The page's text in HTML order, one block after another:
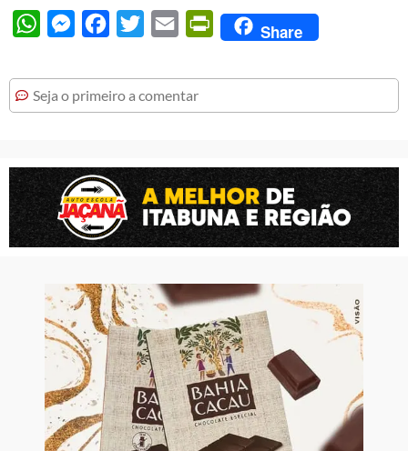
WhatsAppMessengerFacebook
Twitter Email PrintFriendly
Share
Seja o primeiro a comentar